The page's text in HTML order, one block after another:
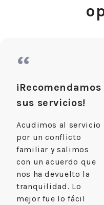
“
¡Recomendamos
sus servicios!
Acudimos al servicio
por un conflicto
familiar y salimos
con un acuerdo que
nos ha devuelto la
tranquilidad. Lo
mejor fue lo fácil